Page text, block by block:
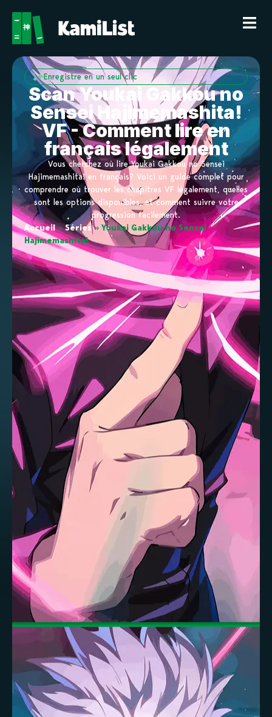
Enregistre en un seul clic
Scan Youkai Gakkou no
Sensei Hajimemashita!
VF - Comment lire en
français légalement
Vous cherchez où lire Youkai Gakkou no Sensei
Hajimemashita! en français? Voici un guide complet pour
comprendre où trouver les chapitres VF légalement, quelles
sont les options disponibles, et comment suivre votre
progression facilement.
Accueil»Séries» Youkai Gakkou no Sensei
Hajimemashita!